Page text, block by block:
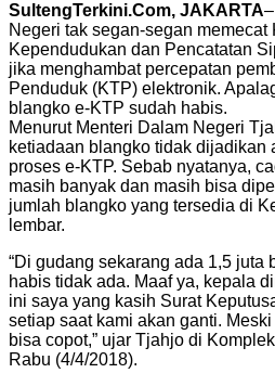
SultengTerkini.Com, JAKARTA
Negeri tak segan-segan memecat
Kependudukan dan Pencatatan
jika menghambat percepatan
Penduduk (KTP) elektronik.
blangko e-KTP sudah habis.
Menurut Menteri Dalam Negeri
ketiadaan blangko tidak dijadikan
proses e-KTP. Sebab nyatanya,
masih banyak dan masih bisa
jumlah blangko yang tersedia di
lembar.
“Di gudang sekarang ada 1,5 juta
habis tidak ada. Maaf ya, kepala
ini saya yang kasih Surat
setiap saat kami akan ganti.
bisa copot,” ujar Tjahjo di
Rabu (4/4/2018).